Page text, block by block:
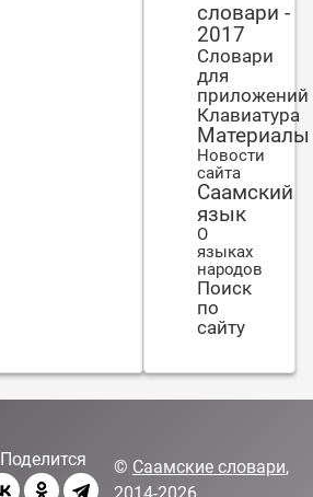
словари -
2017
Словари
для
приложений
Клавиатура
Материалы
Новости
сайта
Саамский
язык
О
языках
народов
Поиск
по
сайту
Поделится © Саамские словари,